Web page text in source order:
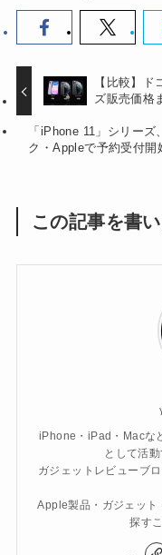
【比較】
ズ販売価格
「iPhone 11」シリー
ク・Appleで予約受付開
この記事を書
iPhone・iPad・Macな
として活
ガジェットレビューブ
Apple製品・ガジェット
探す